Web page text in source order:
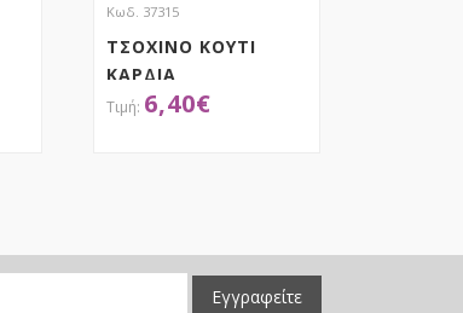
Κωδ. 37315
ΤΣΟΧΙΝΟ ΚΟΥΤΙ
ΚΑΡΔΙΑ
6,40€
Εγγραφείτε